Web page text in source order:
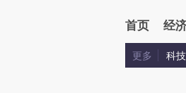
首页 经
更多 科技